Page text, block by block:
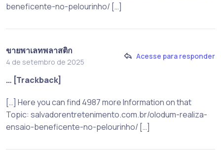
beneficente-no-pelourinho/ […]
ขายพาเลทพลาสติก
4 de setembro de 2025
Acesse para responder
… [Trackback]
[…] Here you can find 4987 more Information on that
Topic: salvadorentretenimento.com.br/olodum-realiza-
ensaio-beneficente-no-pelourinho/ […]